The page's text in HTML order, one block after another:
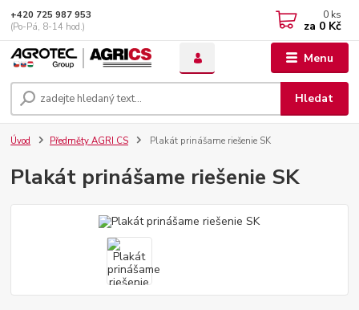
Menu
Hledat
+420 725 987 953
(Po-Pá, 8-14 hod.)
0 ks
za 0 Kč
Úvod Předměty AGRI CS Plakát prinášame riešenie SK
Plakát prinášame riešenie SK